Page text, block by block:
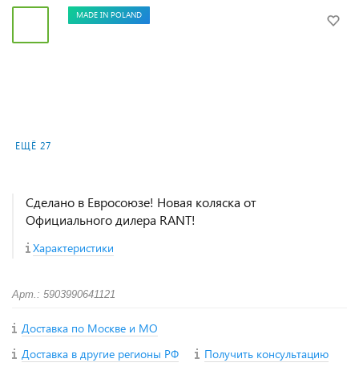
ЕЩЁ 27
MADE IN POLAND
Сделано в Евросоюзе! Новая коляска от
Официального дилера RANT!
Характеристики
Арт.: 5903990641121
Доставка по Москве и МО
Доставка в другие регионы РФ
Получить консультацию